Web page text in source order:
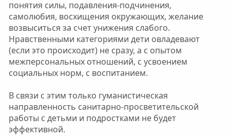
понятия силы, подавления-подчинения,
самолюбия, восхищения окружающих, желание
возвыситься за счет унижения слабого.
Нравственными категориями дети овладевают
(если это происходит) не сразу, а с опытом
межперсональных отношений, с усвоением
социальных норм, с воспитанием.
В связи с этим только гуманистическая
направленность санитарно-просветительской
работы с детьми и подростками не будет
эффективной.